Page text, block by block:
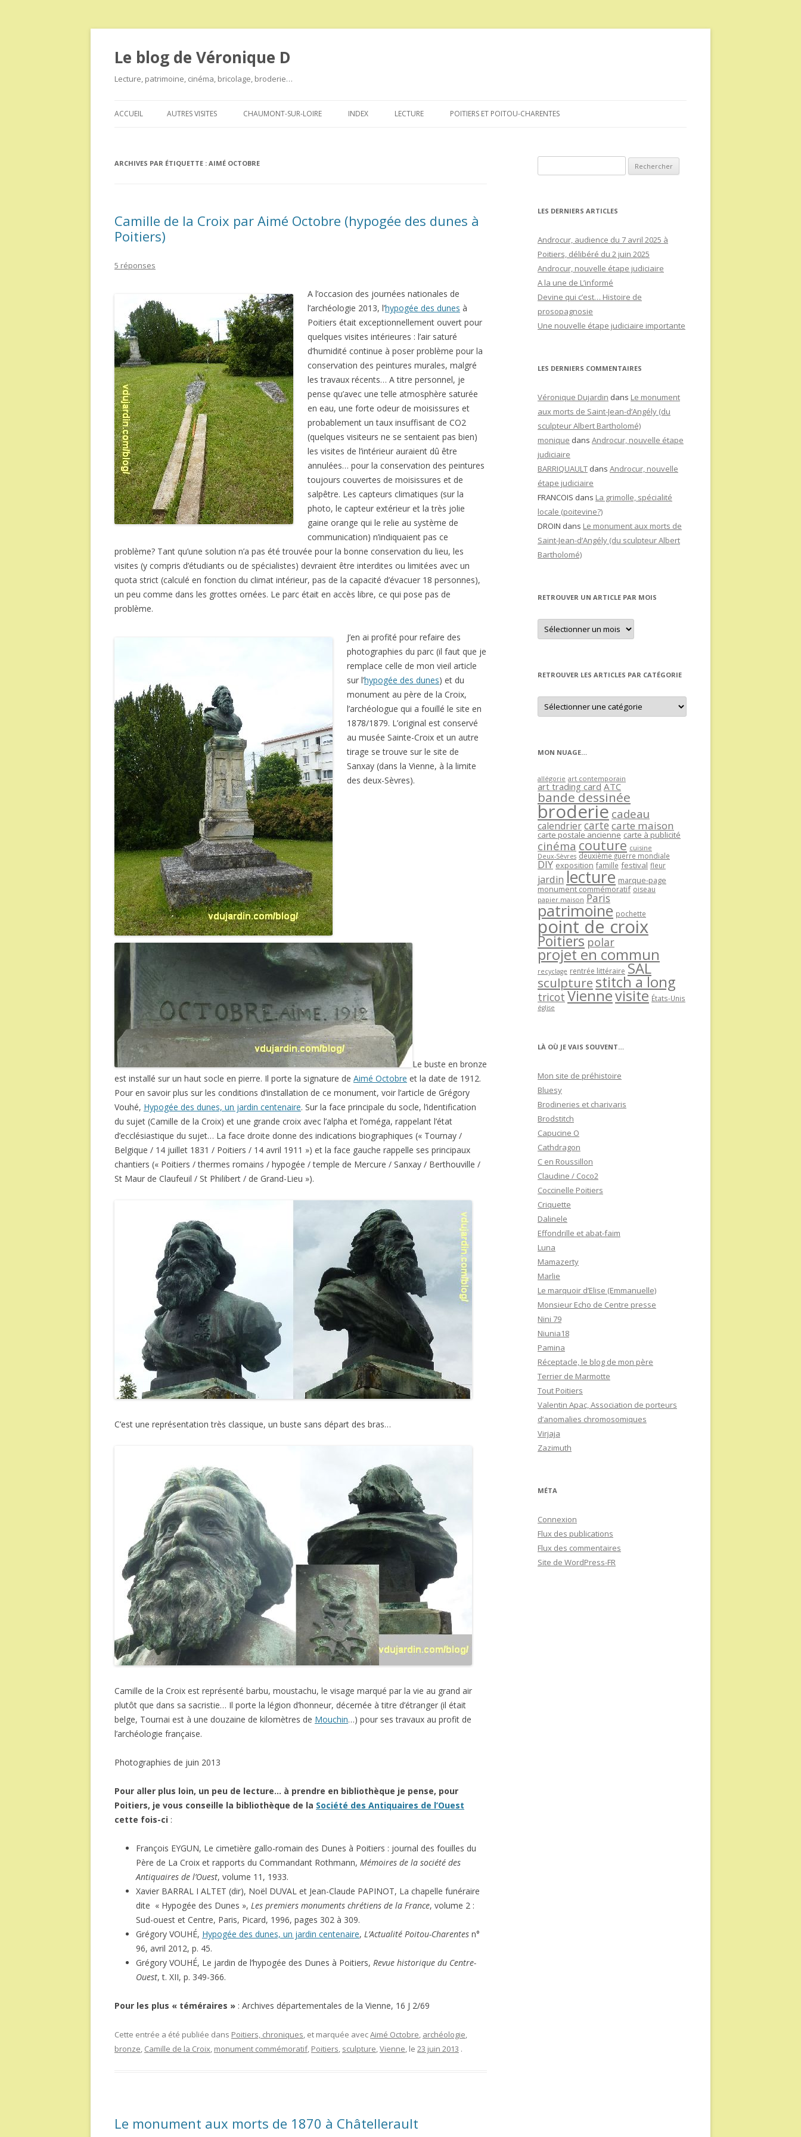
Le blog de Véronique D
Lecture, patrimoine, cinéma, bricolage, broderie…
au
ACCUEIL AUTRES VISITES CHAUMONT-SUR-LOIRE INDEX LECTURE POITIERS ET POITOU-CHARENTES
ARCHIVES PAR ÉTIQUETTE : AIMÉ OCTOBRE
Camille de la Croix par Aimé Octobre (hypogée des dunes à
Poitiers)
5 réponses
A l’occasion des journées nationales de
l’archéologie 2013, l’hypogée des dunes à
Poitiers était exceptionnellement ouvert pour
quelques visites intérieures : l’air saturé
d’humidité continue à poser problème pour la
conservation des peintures murales, malgré
les travaux récents… A titre personnel, je
pense qu’avec une telle atmosphère saturée
en eau, une forte odeur de moisissures et
probablement un taux insuffisant de CO2
(quelques visiteurs ne se sentaient pas bien)
les visites de l’intérieur auraient dû être
annulées… pour la conservation des peintures
toujours couvertes de moisissures et de
salpêtre. Les capteurs climatiques (sur la
photo, le capteur extérieur et la très jolie
gaine orange qui le relie au système de
communication) n’indiquaient pas ce
problème? Tant qu’une solution n’a pas été trouvée pour la bonne conservation du lieu, les
visites (y compris d’étudiants ou de spécialistes) devraient être interdites ou limitées avec un
quota strict (calculé en fonction du climat intérieur, pas de la capacité d’évacuer 18 personnes),
un peu comme dans les grottes ornées. Le parc était en accès libre, ce qui pose pas de
problème.
J’en ai profité pour refaire des
photographies du parc (il faut que je
remplace celle de mon vieil article
sur l’hypogée des dunes) et du
monument au père de la Croix,
l’archéologue qui a fouillé le site en
1878/1879. L’original est conservé
au musée Sainte-Croix et un autre
tirage se trouve sur le site de
Sanxay (dans la Vienne, à la limite
des deux-Sèvres).
Le buste en bronze
est installé sur un haut socle en pierre. Il porte la signature de Aimé Octobre et la date de 1912.
Pour en savoir plus sur les conditions d’installation de ce monument, voir l’article de Grégory
Vouhé, Hypogée des dunes, un jardin centenaire. Sur la face principale du socle, l’identification
du sujet (Camille de la Croix) et une grande croix avec l’alpha et l’oméga, rappelant l’état
d’ecclésiastique du sujet… La face droite donne des indications biographiques (« Tournay /
Belgique / 14 juillet 1831 / Poitiers / 14 avril 1911 ») et la face gauche rappelle ses principaux
chantiers (« Poitiers / thermes romains / hypogée / temple de Mercure / Sanxay / Berthouville /
St Maur de Claufeuil / St Philibert / de Grand-Lieu »).
C’est une représentation très classique, un buste sans départ des bras…
Camille de la Croix est représenté barbu, moustachu, le visage marqué par la vie au grand air
plutôt que dans sa sacristie… Il porte la légion d’honneur, décernée à titre d’étranger (il était
belge, Tournai est à une douzaine de kilomètres de Mouchin…) pour ses travaux au profit de
l’archéologie française.
Photographies de juin 2013
Pour aller plus loin, un peu de lecture… à prendre en bibliothèque je pense, pour
Poitiers, je vous conseille la bibliothèque de la Société des Antiquaires de l’Ouest
cette fois-ci :
François EYGUN, Le cimetière gallo-romain des Dunes à Poitiers : journal des fouilles du
Père de La Croix et rapports du Commandant Rothmann, Mémoires de la société des
Antiquaires de l’Ouest, volume 11, 1933.
Xavier BARRAL I ALTET (dir), Noël DUVAL et Jean-Claude PAPINOT, La chapelle funéraire
dite « Hypogée des Dunes », Les premiers monuments chrétiens de la France, volume 2 :
Sud-ouest et Centre, Paris, Picard, 1996, pages 302 à 309.
Grégory VOUHÉ, Hypogée des dunes, un jardin centenaire, L’Actualité Poitou-Charentes n°
96, avril 2012, p. 45.
Grégory VOUHÉ, Le jardin de l’hypogée des Dunes à Poitiers, Revue historique du Centre-
Ouest, t. XII, p. 349-366.
Pour les plus « téméraires » : Archives départementales de la Vienne, 16 J 2/69
Cette entrée a été publiée dans Poitiers, chroniques, et marquée avecAimé Octobre, archéologie,
bronze, Camille de la Croix, monument commémoratif, Poitiers, sculpture,Vienne, le 23 juin 2013 .
Le monument aux morts de 1870 à Châtellerault
LES DERNIERS ARTICLES
Androcur, audience du 7 avril 2025 à
Poitiers, délibéré du 2 juin 2025
Androcur, nouvelle étape judiciaire
A la une de L’informé
Devine qui c’est… Histoire de
prosopagnosie
Une nouvelle étape judiciaire importante
LES DERNIERS COMMENTAIRES
Véronique Dujardin dans Le monument
aux morts de Saint-Jean-d’Angély (du
sculpteur Albert Bartholomé)
monique dans Androcur, nouvelle étape
judiciaire
BARRIQUAULT dans Androcur, nouvelle
étape judiciaire
FRANCOIS dans La grimolle, spécialité
locale (poitevine?)
DROIN dans Le monument aux morts de
Saint-Jean-d’Angély (du sculpteur Albert
Bartholomé)
RETROUVER UN ARTICLE PAR MOIS
Retrouver
un
article
RETROUVER LES ARTICLES PAR CATÉGORIE
Retrouver
les
articles
MON NUAGE…
allégorie art contemporain
art trading card ATC
bande dessinée
broderie cadeau
calendriercartecarte maison
carte postale ancienne carte à publicité
cinéma couture cuisine
Deux-Sèvres deuxième guerre mondiale
DIY exposition famille festival fleur
jardin lecture marque-page
monument commémoratif oiseau
papier maison Paris
patrimoine pochette
point de croix
Poitiers polar
projet en commun
recyclage rentrée littéraire SAL
sculpture stitch a long
tricot Viennevisite États-Unis
église
LÀ OÙ JE VAIS SOUVENT…
Mon site de préhistoire
Bluesy
Brodineries et charivaris
Brodstitch
Capucine O
Cathdragon
C en Roussillon
Claudine / Coco2
Coccinelle Poitiers
Criquette
Dalinele
Effondrille et abat-faim
Luna
Mamazerty
Marlie
Le marquoir d’Elise (Emmanuelle)
Monsieur Echo de Centre presse
Nini 79
Niunia18
Pamina
Réceptacle, le blog de mon père
Terrier de Marmotte
Tout Poitiers
Valentin Apac, Association de porteurs
d’anomalies chromosomiques
Virjaja
Zazimuth
MÉTA
Connexion
Flux des publications
Flux des commentaires
Site de WordPress-FR